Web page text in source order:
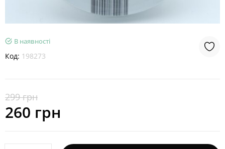
В наявності
Код: 198273
299 грн
260 грн